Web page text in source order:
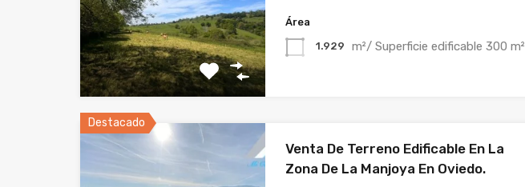
Área
1.929 m²/ Superficie edificable 300 m²
Destacado
Venta De Terreno Edificable En La
Zona De La Manjoya En Oviedo.